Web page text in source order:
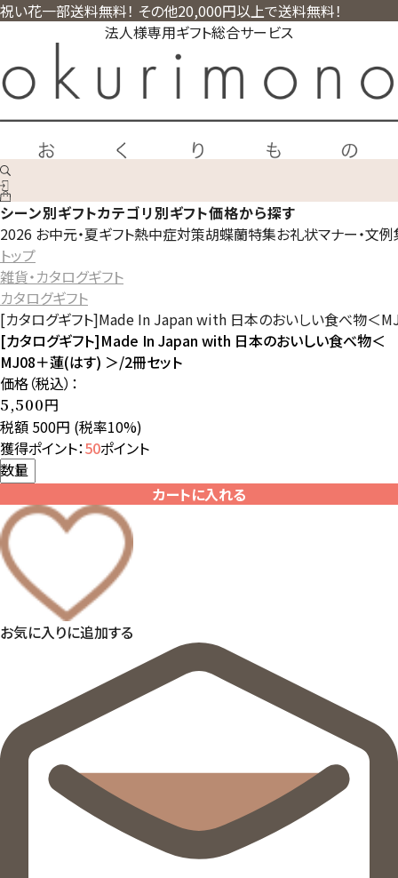
祝い花一部送料無料！ その他20,000円以上で送料無料！
法人様専用ギフト総合サービス
シーン別ギフトカテゴリ別ギフト価格から探す
2026 お中元・夏ギフト熱中症対策胡蝶蘭特集お礼状マナー・文
トップ
雑貨・カタログギフト
カタログギフト
[カタログギフト]Made In Japan with 日本のおいしい食べ物＜
[カタログギフト]Made In Japan with 日本のおいしい食べ物＜
MJ08＋蓮(はす) ＞/2冊セット
価格（税込）：
5,500円
税額 500円 (税率10%)
獲得ポイント：50ポイント
数量
カートに入れる
お気に入りに追加する